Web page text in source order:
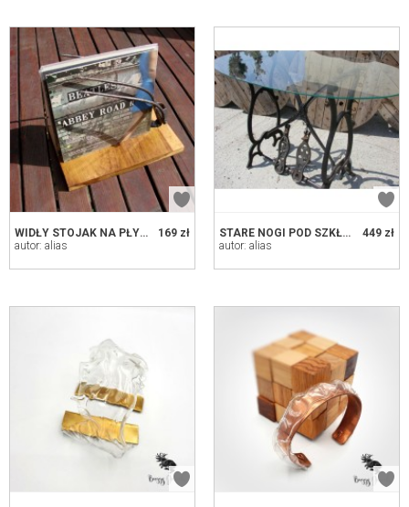
169 zł
WIDŁY STOJAK NA PŁYTY, GAZETY
autor: alias
449 zł
STARE NOGI POD SZKŁEM
autor: alias